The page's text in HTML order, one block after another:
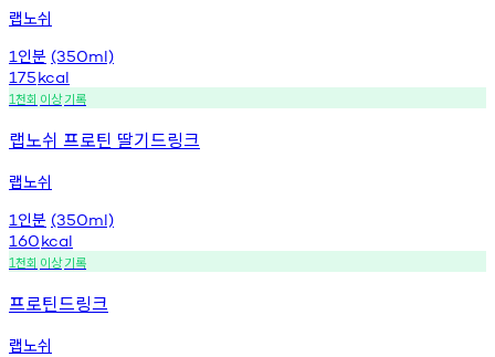
랩노쉬
1 인분 (350ml)
175kcal
1천회 이상기록
랩노쉬 프로틴 딸기드링크
랩노쉬
1 인분 (350ml)
160kcal
1천회 이상기록
프로틴드링크
랩노쉬